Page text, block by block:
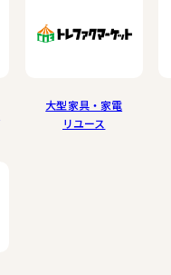
大型家具・家電
リユース